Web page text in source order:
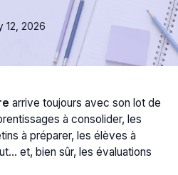
12, 2026
arrive toujours avec son lot de
à consolider, les
à préparer, les élèves à
et, bien sûr, les évaluations